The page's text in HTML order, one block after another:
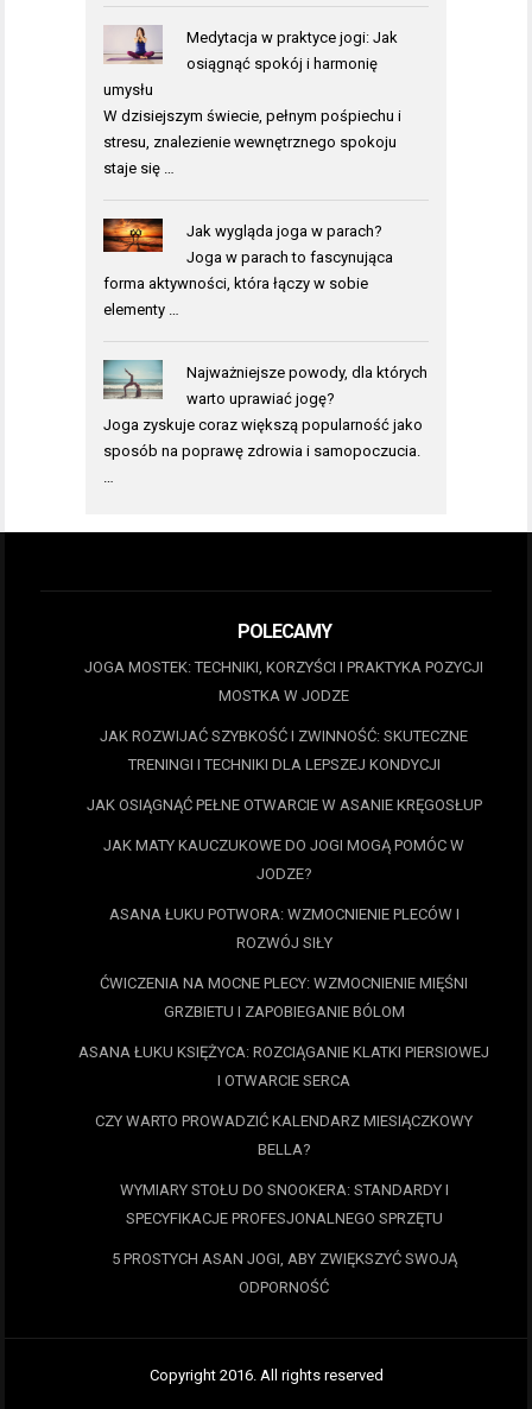
Medytacja w praktyce jogi: Jak
osiągnąć spokój i harmonię
umysłu
W dzisiejszym świecie, pełnym pośpiechu i
stresu, znalezienie wewnętrznego spokoju
staje się …
Jak wygląda joga w parach?
Joga w parach to fascynująca
forma aktywności, która łączy w sobie
elementy …
Najważniejsze powody, dla których
warto uprawiać jogę?
Joga zyskuje coraz większą popularność jako
sposób na poprawę zdrowia i samopoczucia.
…
POLECAMY
JOGA MOSTEK: TECHNIKI, KORZYŚCI I PRAKTYKA POZYCJI
MOSTKA W JODZE
JAK ROZWIJAĆ SZYBKOŚĆ I ZWINNOŚĆ: SKUTECZNE
TRENINGI I TECHNIKI DLA LEPSZEJ KONDYCJI
JAK OSIĄGNĄĆ PEŁNE OTWARCIE W ASANIE KRĘGOSŁUP
JAK MATY KAUCZUKOWE DO JOGI MOGĄ POMÓC W
JODZE?
ASANA ŁUKU POTWORA: WZMOCNIENIE PLECÓW I
ROZWÓJ SIŁY
ĆWICZENIA NA MOCNE PLECY: WZMOCNIENIE MIĘŚNI
GRZBIETU I ZAPOBIEGANIE BÓLOM
ASANA ŁUKU KSIĘŻYCA: ROZCIĄGANIE KLATKI PIERSIOWEJ
I OTWARCIE SERCA
CZY WARTO PROWADZIĆ KALENDARZ MIESIĄCZKOWY
BELLA?
WYMIARY STOŁU DO SNOOKERA: STANDARDY I
SPECYFIKACJE PROFESJONALNEGO SPRZĘTU
5 PROSTYCH ASAN JOGI, ABY ZWIĘKSZYĆ SWOJĄ
ODPORNOŚĆ
Copyright 2016. All rights reserved